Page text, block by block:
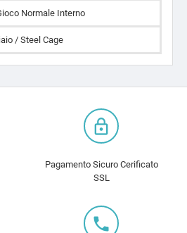
Normale Interno
/ Steel Cage
lock_outline
Pagamento Sicuro Cerificato
SSL
local_phone